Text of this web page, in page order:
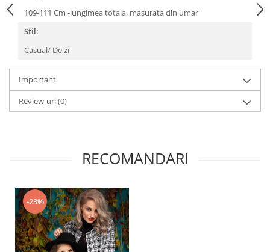
109-111 Cm -lungimea totala, masurata din umar
Stil:
Casual/ De zi
Important
Review-uri(0)
RECOMANDARI
-23%